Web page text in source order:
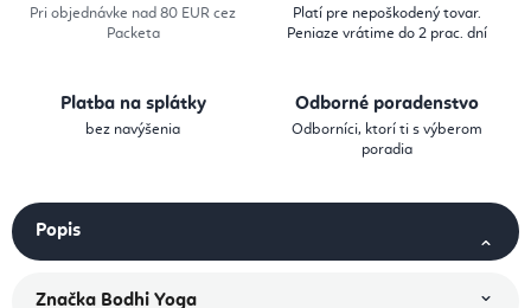
Pri objednávke nad 80 EUR cez
Packeta
Platí pre nepoškodený tovar.
Peniaze vrátime do 2 prac. dní
Platba na splátky
bez navýšenia
Odborné poradenstvo
Odborníci, ktorí ti s výberom
poradia
Popis
Značka Bodhi Yoga